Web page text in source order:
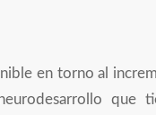
en torno al
que